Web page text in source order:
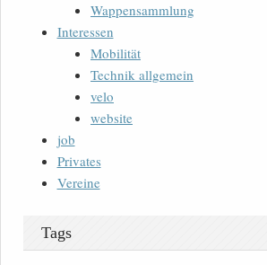
Wappensammlung
Interessen
Mobilität
Technik allgemein
velo
website
job
Privates
Vereine
Tags